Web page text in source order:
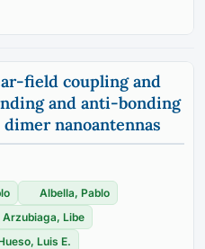
field coupling and
and anti-bonding
nanoantennas
Albella, Pablo
Arzubiaga, Libe
Luis E.